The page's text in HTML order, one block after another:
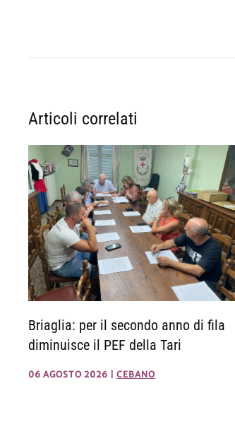
Articoli correlati
Briaglia: per il secondo anno di fila
diminuisce il PEF della Tari
06 AGOSTO 2026 CEBANO